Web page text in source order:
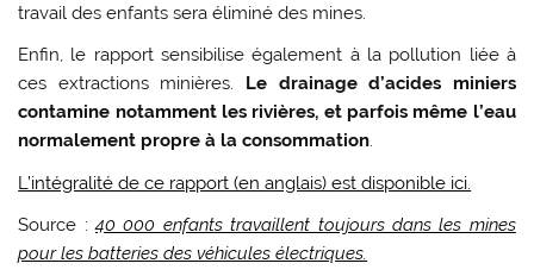
travail des enfants sera éliminé des mines.
Enfin, le rapport sensibilise également à la pollution liée à
ces extractions minières. Le drainage d’acides miniers
contamine notamment les rivières, et parfois même l’eau
normalement propre à la consommation.
L’intégralité de ce rapport (en anglais) est disponible ici.
Source :40 000 enfants travaillent toujours dans les mines
pour les batteries des véhicules électriques.